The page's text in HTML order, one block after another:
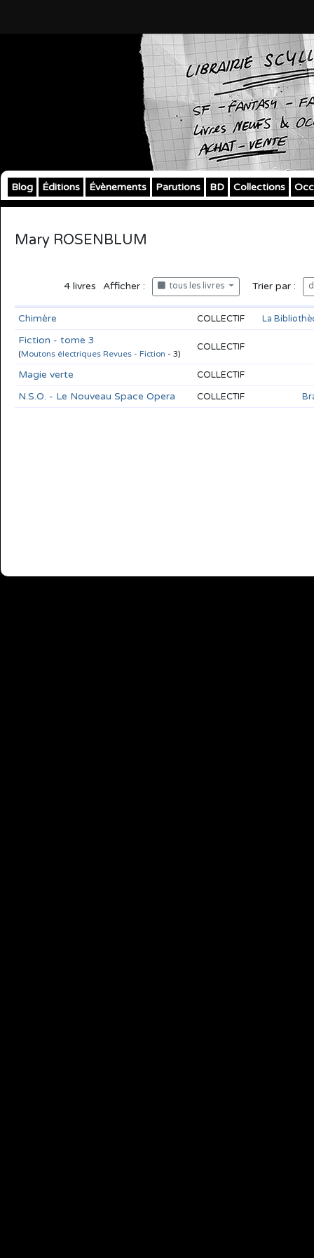
Blog Éditions Évènements Parutions BD Collections
Mary ROSENBLUM
4 livres Afficher : tous les livres Trier par :
Chimère COLLECTIF La
Fiction - tome 3
(Moutons électriques Revues - Fiction - 3)
COLLECTIF
Magie verte COLLECTIF
N.S.O. - Le Nouveau Space Opera COLLECTIF